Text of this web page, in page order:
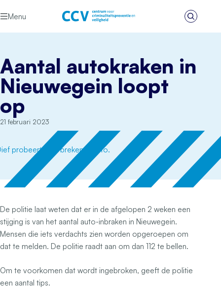
Menu
Zoeken
Aantal autokraken in
Nieuwegein loopt
op
21 februari 2023
De politie laat weten dat er in de afgelopen 2 weken een
stijging is van het aantal auto-inbraken in Nieuwegein.
Mensen die iets verdachts zien worden opgeroepen om
dat te melden. De politie raadt aan om dan 112 te bellen.
Om te voorkomen dat wordt ingebroken, geeft de politie
een aantal tips.